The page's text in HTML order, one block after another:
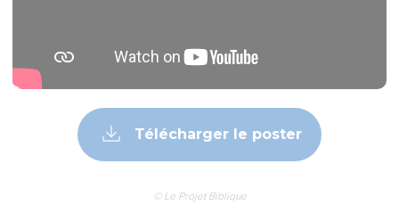
Télécharger le poster
© Le Projet Biblique